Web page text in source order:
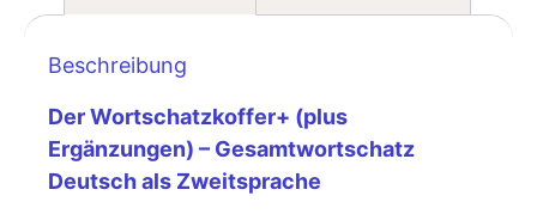
Beschreibung
Der Wortschatzkoffer+ (plus
Ergänzungen) – Gesamtwortschatz
Deutsch als Zweitsprache